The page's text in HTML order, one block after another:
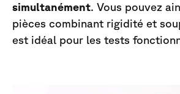
simultanément. Vous pouvez
pièces combinant rigidité et
est idéal pour les tests